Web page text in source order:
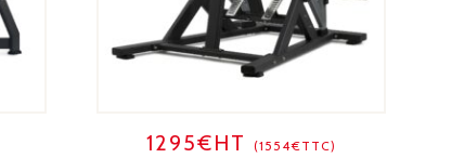
1295€HT (1554€TTC)